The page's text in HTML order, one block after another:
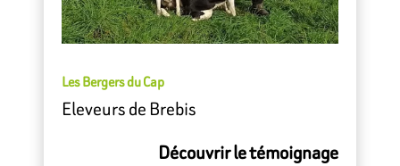
Les Bergers du Cap
Eleveurs de Brebis
Découvrir le témoignage